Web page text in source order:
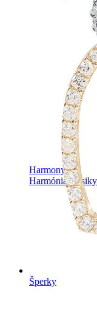
Harmony
Harmónia
Šperky